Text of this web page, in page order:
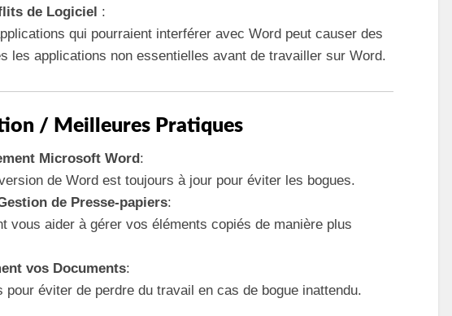
de Logiciel :
qui pourraient interférer avec Word peut causer des
les applications non essentielles avant de travailler sur Word.
/ Meilleures Pratiques
Microsoft Word:
de Word est toujours à jour pour éviter les bogues.
de Presse-papiers:
vous aider à gérer vos éléments copiés de manière plus
vos Documents:
éviter de perdre du travail en cas de bogue inattendu.